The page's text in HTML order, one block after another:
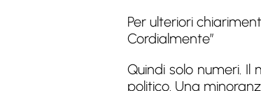
Per ulteriori
Cordialmente”
Quindi solo numeri.
politico. Una